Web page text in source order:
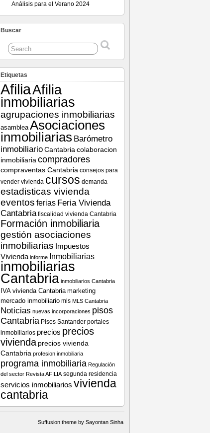
Análisis para el Verano 2024
Buscar
Etiquetas
AfiliaAfilia
inmobiliarias
agrupaciones inmobiliarias
asamblea Asociaciones
inmobiliarias Barómetro
inmobiliarioCantabria colaboracion
inmobiliaria compradores
compraventas Cantabria consejos para
vender vivienda cursos demanda
estadisticas vivienda
eventos ferias Feria Vivienda
Cantabria fiscalidad vivienda Cantabria
Formación inmobiliaria
gestión asociaciones
inmobiliarias Impuestos
Vivienda informe Inmobiliarias
inmobiliarias
Cantabria inmobiliarios Cantabria
IVA vivienda Cantabria marketing
mercado inmobiliario mls MLS Cantabria
Noticias nuevas incorporaciones pisos
Cantabria Pisos Santander portales
inmobiliarios precios precios
vivienda precios vivienda
Cantabria profesion inmobiliaria
programa inmobiliaria Regulación
del sector Revista AFILIA segunda residencia
servicios inmobiliarios vivienda
cantabria
Suffusion theme by Sayontan Sinha